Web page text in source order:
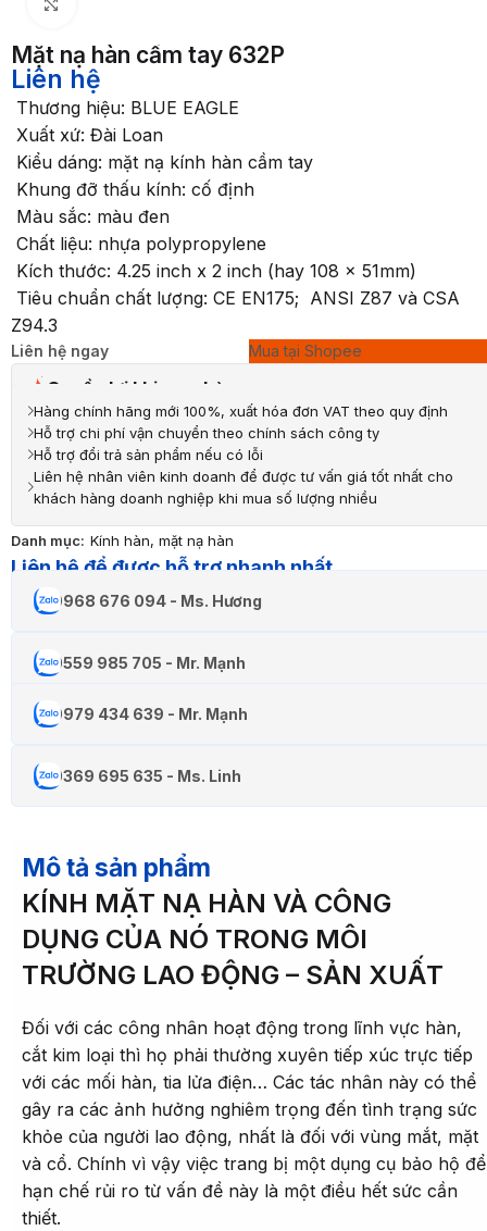
Mặt nạ hàn cầm tay 632P
Liên hệ
Thương hiệu: BLUE EAGLE
Xuất xứ: Đài Loan
Kiểu dáng: mặt nạ kính hàn cầm tay
Khung đỡ thấu kính: cố định
Màu sắc: màu đen
Chất liệu: nhựa polypropylene
Kích thước: 4.25 inch x 2 inch (hay 108 x 51mm)
Tiêu chuẩn chất lượng: CE EN175; ANSI Z87 và CSA
Z94.3
Liên hệ ngay Mua tại Shopee
Quyền lợi khi mua hàng
Hàng chính hãng mới 100%, xuất hóa đơn VAT theo quy định
Hỗ trợ chi phí vận chuyển theo chính sách công ty
Hỗ trợ đổi trả sản phẩm nếu có lỗi
Liên hệ nhân viên kinh doanh để được tư vấn giá tốt nhất cho
khách hàng doanh nghiệp khi mua số lượng nhiều
Danh mục: Kính hàn, mặt nạ hàn
Liên hệ để được hỗ trợ nhanh nhất
0968 676 094 - Ms. Hương
0559 985 705 - Mr. Mạnh
0979 434 639 - Mr. Mạnh
0369 695 635 - Ms. Linh
Mô tả sản phẩm
KÍNH MẶT NẠ HÀN VÀ CÔNG
DỤNG CỦA NÓ TRONG MÔI
TRƯỜNG LAO ĐỘNG – SẢN XUẤT
Đối với các công nhân hoạt động trong lĩnh vực hàn,
cắt kim loại thì họ phải thường xuyên tiếp xúc trực tiếp
với các mối hàn, tia lửa điện… Các tác nhân này có thể
gây ra các ảnh hưởng nghiêm trọng đến tình trạng sức
khỏe của người lao động, nhất là đối với vùng mắt, mặt
và cổ. Chính vì vậy việc trang bị một dụng cụ bảo hộ để
hạn chế rủi ro từ vấn đề này là một điều hết sức cần
thiết.